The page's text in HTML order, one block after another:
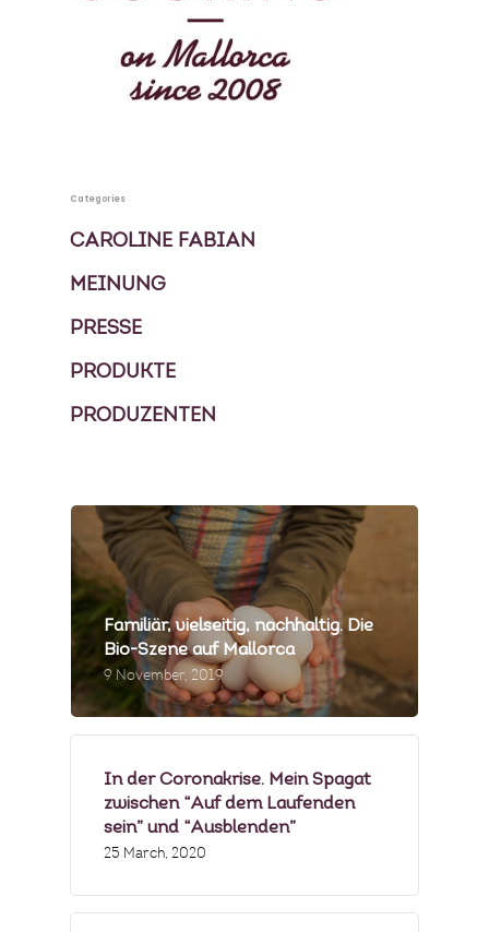
Categories
CAROLINE FABIAN
MEINUNG
PRESSE
PRODUKTE
PRODUZENTEN
Familiär, vielseitig, nachhaltig. Die
Bio-Szene auf Mallorca
9 November, 2019
In der Coronakrise. Mein Spagat
zwischen “Auf dem Laufenden
sein” und “Ausblenden”
25 March, 2020
PRESSE & MEDIEN
PRODUZENTEN
MENÜBEISPIELE
FOTOGALERIE
NEWSLETTER
FAQS